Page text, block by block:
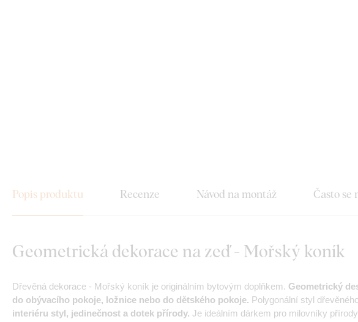
Popis produktu Recenze Návod na montáž Často se
Geometrická dekorace na zeď - Mořský koník
Dřevěná dekorace - Mořský koník je originálním bytovým doplňkem. Geometrický
do obývacího pokoje, ložnice nebo do dětského pokoje. Polygonální styl
interiéru styl, jedinečnost a dotek přírody. Je ideálním dárkem pro milovníky